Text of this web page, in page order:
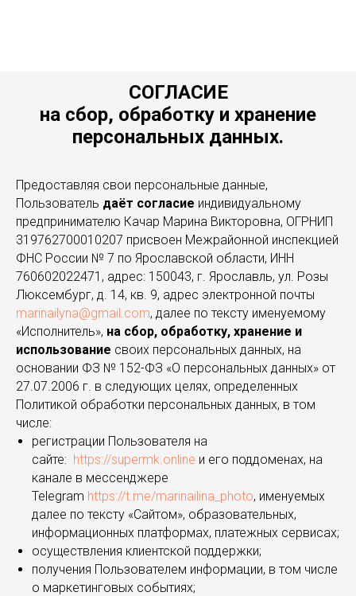
СОГЛАСИЕ
на сбор, обработку и хранение
персональных данных.
Предоставляя свои персональные данные,
Пользователь даёт согласие индивидуальному
предпринимателю Качар Марина Викторовна, ОГРНИП
319762700010207 присвоен Межрайонной инспекцией
ФНС России № 7 по Ярославской области, ИНН
760602022471, адрес: 150043, г. Ярославль, ул. Розы
Люксембург, д. 14, кв. 9, адрес электронной почты
marinailyna@gmail.com, далее по тексту именуемому
«Исполнитель», на сбор, обработку, хранение и
использование своих персональных данных, на
основании ФЗ № 152-ФЗ «О персональных данных» от
27.07.2006 г. в следующих целях, определенных
Политикой обработки персональных данных, в том
числе:
регистрации Пользователя на
сайте: https://supermk.online и его поддоменах, на
канале в мессенджере
Telegram https://t.me/marinailina_photo, именуемых
далее по тексту «Сайтом», образовательных,
информационных платформах, платежных сервисах;
осуществления клиентской поддержки;
получения Пользователем информации, в том числе
о маркетинговых событиях;